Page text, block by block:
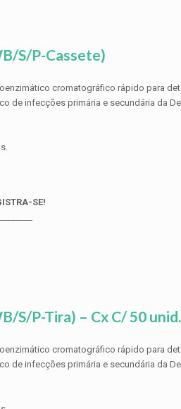
S/P-Cassete)
cromatográfico rápido para
de infecções primária e secundária da
SE!
S/P-Tira) – Cx C/ 50 unid.
cromatográfico rápido para
de infecções primária e secundária da